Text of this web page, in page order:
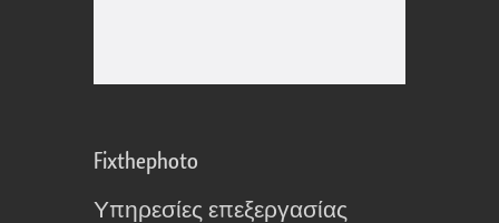
Fixthephoto
Υπηρεσίες επεξεργασίας